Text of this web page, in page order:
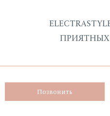
Позвонить